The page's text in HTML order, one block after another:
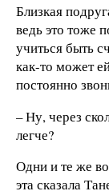
Близкая
ведь это тоже
учиться быть
как-то может
постоянно
– Ну, через
легче?
Одни и те же
эта сказала